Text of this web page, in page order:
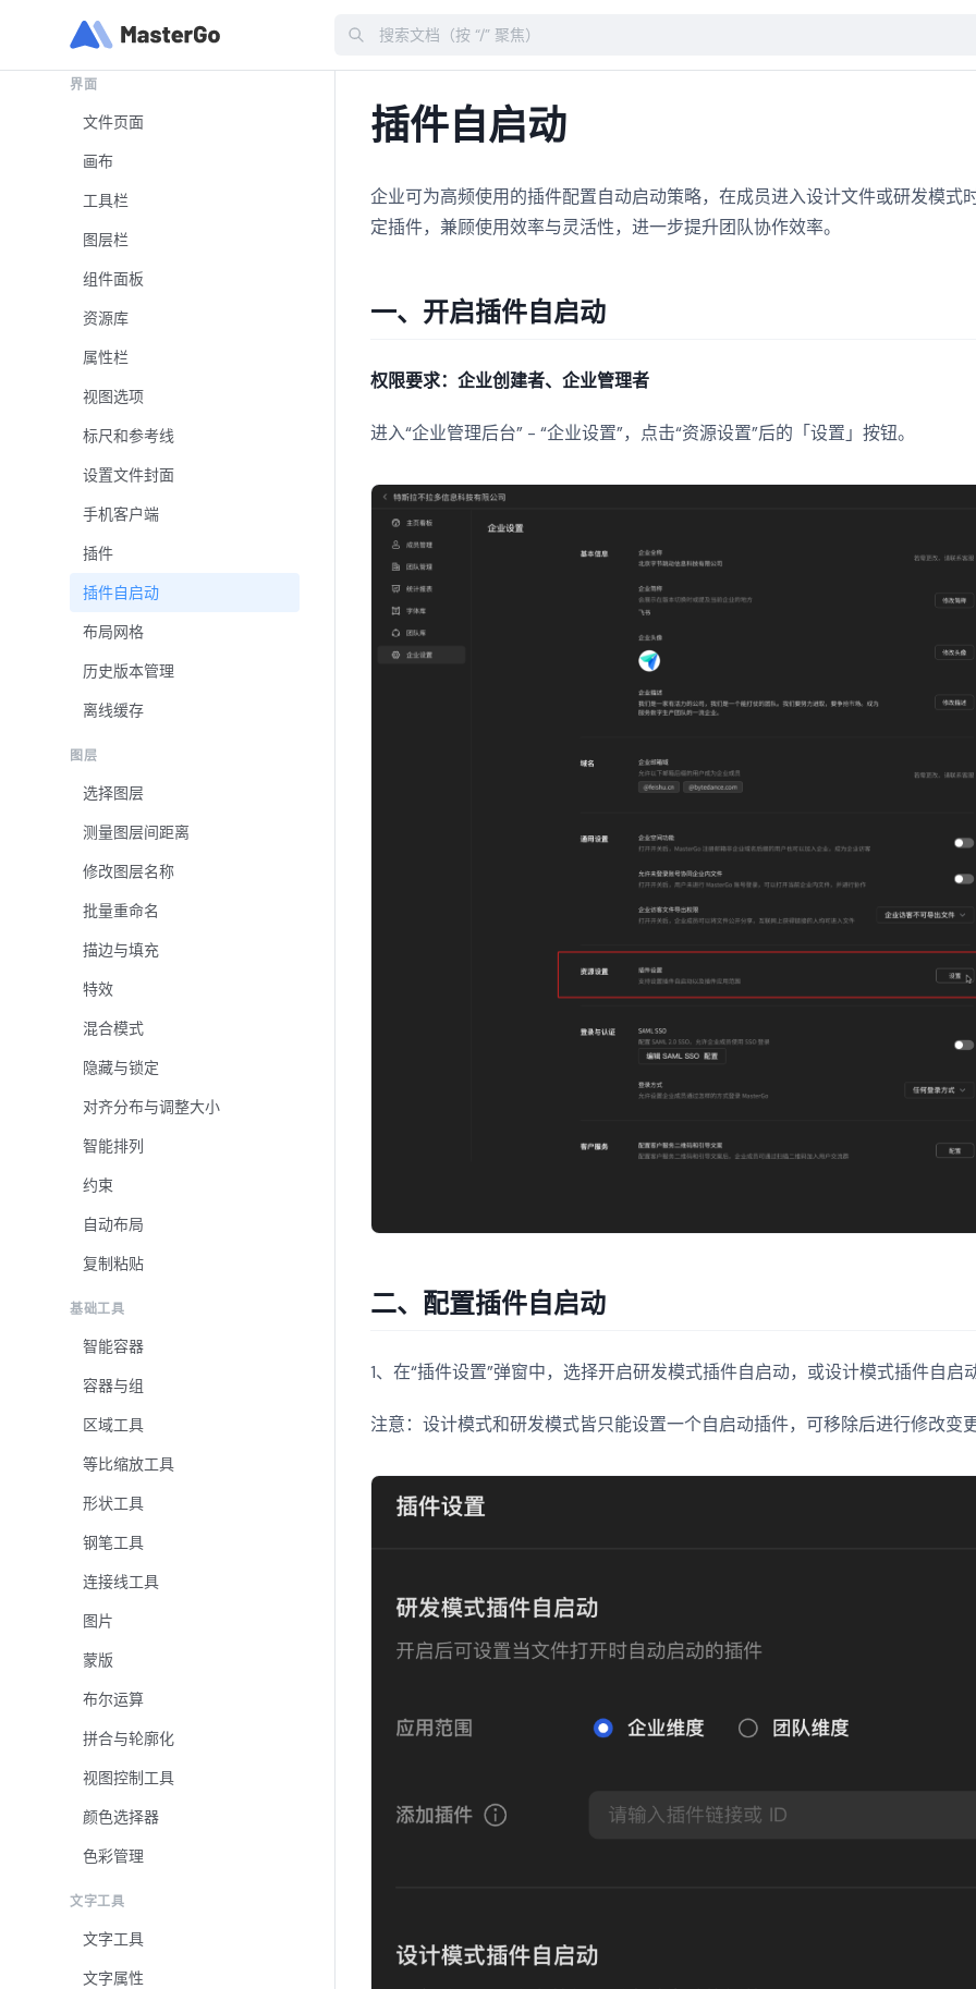
Search
原型文件高频问题
界面
文件页面
画布
工具栏
图层栏
组件面板
资源库
属性栏
视图选项
标尺和参考线
设置文件封面
手机客户端
插件
插件自启动
布局网格
历史版本管理
离线缓存
图层
选择图层
测量图层间距离
修改图层名称
批量重命名
描边与填充
特效
混合模式
隐藏与锁定
对齐分布与调整大小
智能排列
约束
自动布局
复制粘贴
基础工具
智能容器
容器与组
区域工具
等比缩放工具
形状工具
钢笔工具
连接线工具
图片
蒙版
布尔运算
拼合与轮廓化
视图控制工具
颜色选择器
色彩管理
文字工具
文字工具
文字属性
插件自启动
企业可为高频使用的插件配置自动启动策略，在成员进入设计文件或研发模式
定插件，兼顾使用效率与灵活性，进一步提升团队协作效率。
一、开启插件自启动
权限要求：企业创建者、企业管理者
进入“企业管理后台” - “企业设置”，点击“资源设置”后的「设置」按钮。
二、配置插件自启动
1、在“插件设置”弹窗中，选择开启研发模式插件自启动，或设计模式插件自启动
注意：设计模式和研发模式皆只能设置一个自启动插件，可移除后进行修改变更